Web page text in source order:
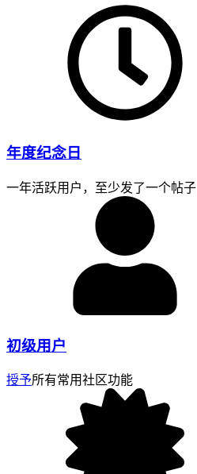
年度纪念日
一年活跃用户，至少发了一个帖子
初级用户
授予所有常用社区功能